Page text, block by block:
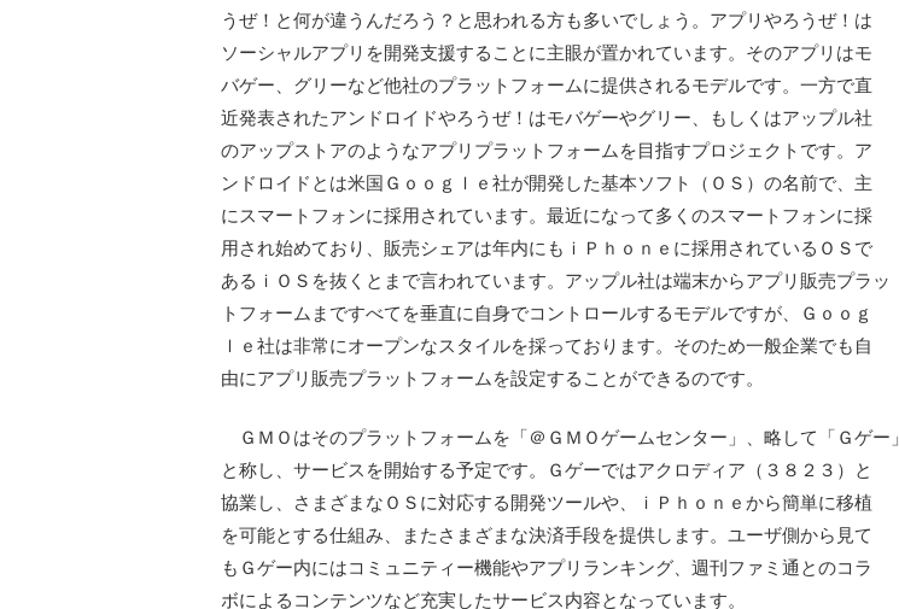
うぜ！と何が違うんだろう？と思われる方も多いでしょう。アプリやろうぜ！は
ソーシャルアプリを開発支援することに主眼が置かれています。そのアプリはモ
バゲー、グリーなど他社のプラットフォームに提供されるモデルです。一方で直
近発表されたアンドロイドやろうぜ！はモバゲーやグリー、もしくはアップル社
のアップストアのようなアプリプラットフォームを目指すプロジェクトです。ア
ンドロイドとは米国Ｇｏｏｇｌｅ社が開発した基本ソフト（ＯＳ）の名前で、主
にスマートフォンに採用されています。最近になって多くのスマートフォンに採
用され始めており、販売シェアは年内にもｉＰｈｏｎｅに採用されているＯＳで
あるｉＯＳを抜くとまで言われています。アップル社は端末からアプリ販売プラッ
トフォームまですべてを垂直に自身でコントロールするモデルですが、Ｇｏｏｇ
ｌｅ社は非常にオープンなスタイルを採っております。そのため一般企業でも自
由にアプリ販売プラットフォームを設定することができるのです。
ＧＭＯはそのプラットフォームを「＠ＧＭＯゲームセンター」、略して「Ｇゲー」
と称し、サービスを開始する予定です。Ｇゲーではアクロディア（３８２３）と
協業し、さまざまなＯＳに対応する開発ツールや、ｉＰｈｏｎｅから簡単に移植
を可能とする仕組み、またさまざまな決済手段を提供します。ユーザ側から見て
もＧゲー内にはコミュニティー機能やアプリランキング、週刊ファミ通とのコラ
ボによるコンテンツなど充実したサービス内容となっています。